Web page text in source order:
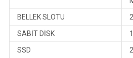
BELLEK SLOTU
SABİT DİSK
SSD